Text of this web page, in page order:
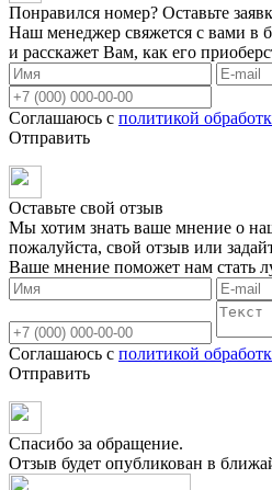
Понравился номер? Оставьте
Наш менеджер свяжется с вами в
и расскажет Вам, как его
Соглашаюсь с политикой
Отправить
Оставьте свой отзыв
Мы хотим знать ваше мнение о
пожалуйста, свой отзыв или
Ваше мнение поможет нам стать
Соглашаюсь с политикой
Отправить
Спасибо за обращение.
Отзыв будет опубликован в